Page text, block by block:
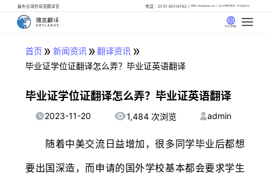
遍布全球的母语翻译官 电话：0731-85114762 邮箱: info@artlangs.com 24小时翻译管家: 18142666316
中文 (中国)
首页 » 新闻资讯» 翻译资讯 »
毕业证学位证翻译怎么弄？毕业证英语翻译
毕业证学位证翻译怎么弄？毕业证英语翻译
2023-11-20 1,484 次浏览 admin
随着中美交流日益增加，很多同学毕业后都想
要出国深造，而申请的国外学校基本都会要求学生